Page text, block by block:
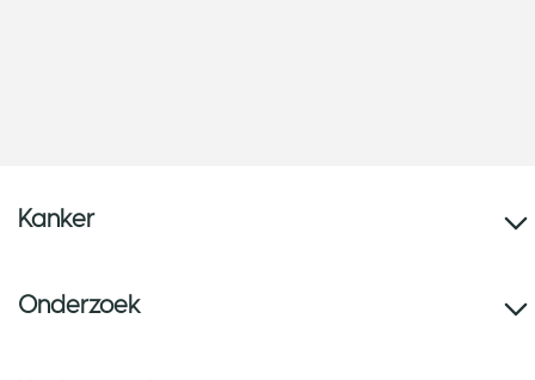
Kanker
Onderzoek